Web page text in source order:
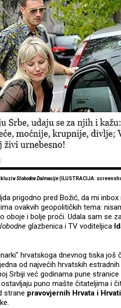
Slobodne Dalmacije(ILUSTRACIJA:
prigodno pred Božić, da mi inbox
ovakvih geopolitičkih tema:
oboje i bolje proći. Udala sam se
glazbenica i TV voditeljica
hrvatskoga dnevnog tiska još
od najvećih hrvatskih
Srbiji već godinama pune stranice
puno mašte čitateljima i
strane pravovjernih Hrvata i